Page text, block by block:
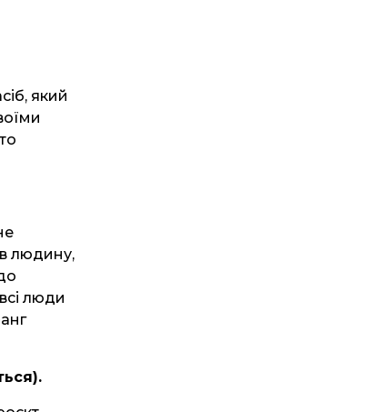
який
людину,
люди